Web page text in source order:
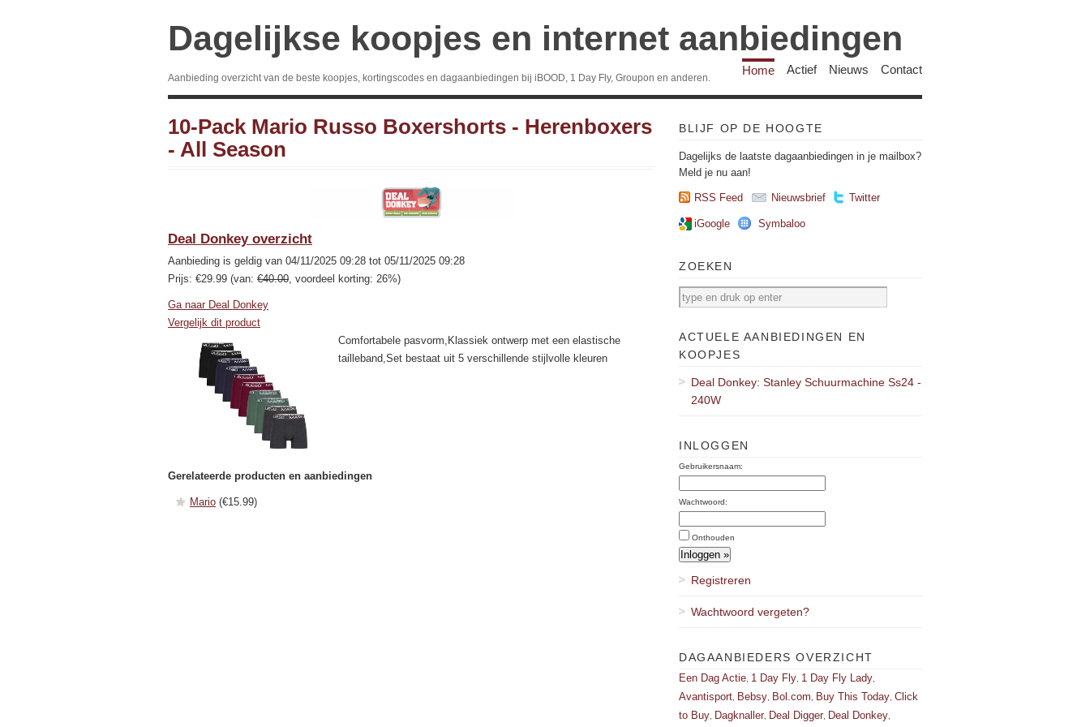
Dagelijkse koopjes en internet aanbiedingen
Aanbieding overzicht van de beste koopjes, kortingscodes en dagaanbiedingen bij iBOOD, 1 Day Fly, Groupon en anderen.
Home Actief Nieuws Contact
10-Pack Mario Russo Boxershorts - Herenboxers
- All Season
Deal Donkey overzicht
Aanbieding is geldig van 04/11/2025 09:28 tot 05/11/2025 09:28
Prijs: €29.99 (van: €40.00, voordeel korting: 26%)
Ga naar Deal Donkey
Vergelijk dit product
Comfortabele pasvorm,Klassiek ontwerp met een elastische
tailleband,Set bestaat uit 5 verschillende stijlvolle kleuren
Gerelateerde producten en aanbiedingen
Mario (€15.99)
BLIJF OP DE HOOGTE
Dagelijks de laatste dagaanbiedingen in je mailbox?
Meld je nu aan!
RSS Feed Nieuwsbrief Twitter
iGoogle Symbaloo
ZOEKEN
ACTUELE AANBIEDINGEN EN
KOOPJES
Deal Donkey: Stanley Schuurmachine Ss24 -
240W
INLOGGEN
Gebruikersnaam:
Wachtwoord:
Onthouden
Registreren
Wachtwoord vergeten?
DAGAANBIEDERS OVERZICHT
Een Dag Actie 1 Day Fly 1 Day Fly Lady
Avantisport Bebsy Bol.com Buy This Today Click
to Buy Dagknaller Deal Digger Deal Donkey